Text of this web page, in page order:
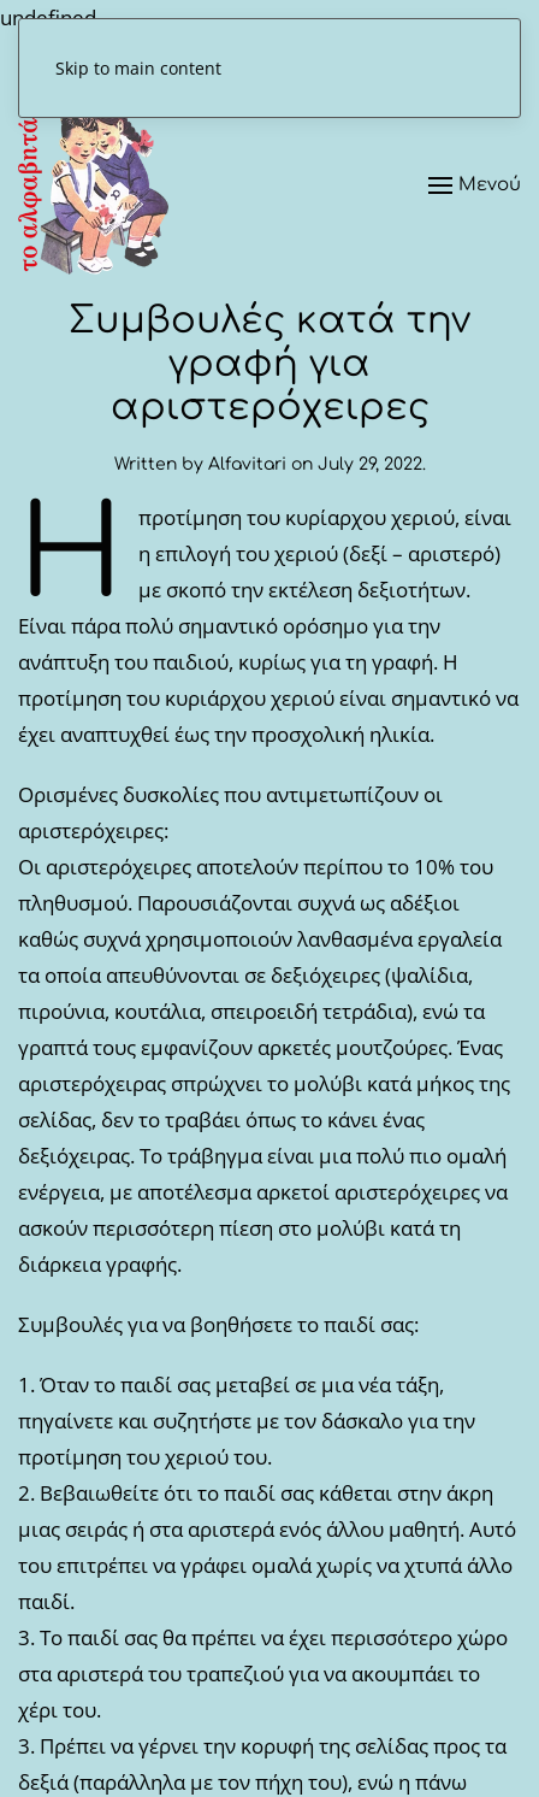
undefined
Skip to main content
Μενού
Συμβουλές κατά την
γραφή για
αριστερόχειρες
Written by Alfavitari on July 29, 2022.
Η
προτίμηση του κυρίαρχου χεριού, είναι
η επιλογή του χεριού (δεξί – αριστερό)
με σκοπό την εκτέλεση δεξιοτήτων.
Είναι πάρα πολύ σημαντικό ορόσημο για την
ανάπτυξη του παιδιού, κυρίως για τη γραφή. Η
προτίμηση του κυριάρχου χεριού είναι σημαντικό να
έχει αναπτυχθεί έως την προσχολική ηλικία.
Ορισμένες δυσκολίες που αντιμετωπίζουν οι
αριστερόχειρες:
Οι αριστερόχειρες αποτελούν περίπου το 10% του
πληθυσμού. Παρουσιάζονται συχνά ως αδέξιοι
καθώς συχνά χρησιμοποιούν λανθασμένα εργαλεία
τα οποία απευθύνονται σε δεξιόχειρες (ψαλίδια,
πιρούνια, κουτάλια, σπειροειδή τετράδια), ενώ τα
γραπτά τους εμφανίζουν αρκετές μουτζούρες. Ένας
αριστερόχειρας σπρώχνει το μολύβι κατά μήκος της
σελίδας, δεν το τραβάει όπως το κάνει ένας
δεξιόχειρας. Το τράβηγμα είναι μια πολύ πιο ομαλή
ενέργεια, με αποτέλεσμα αρκετοί αριστερόχειρες να
ασκούν περισσότερη πίεση στο μολύβι κατά τη
διάρκεια γραφής.
Συμβουλές για να βοηθήσετε το παιδί σας:
1. Όταν το παιδί σας μεταβεί σε μια νέα τάξη,
πηγαίνετε και συζητήστε με τον δάσκαλο για την
προτίμηση του χεριού του.
2. Βεβαιωθείτε ότι το παιδί σας κάθεται στην άκρη
μιας σειράς ή στα αριστερά ενός άλλου μαθητή. Αυτό
του επιτρέπει να γράφει ομαλά χωρίς να χτυπά άλλο
παιδί.
3. Το παιδί σας θα πρέπει να έχει περισσότερο χώρο
στα αριστερά του τραπεζιού για να ακουμπάει το
χέρι του.
3. Πρέπει να γέρνει την κορυφή της σελίδας προς τα
δεξιά (παράλληλα με τον πήχη του), ενώ η πάνω